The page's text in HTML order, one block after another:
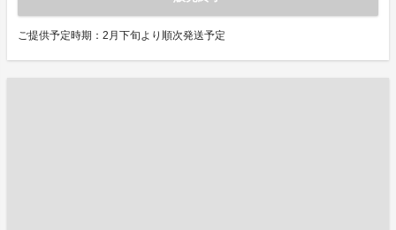
ご提供予定時期：2月下旬より順次発送予定